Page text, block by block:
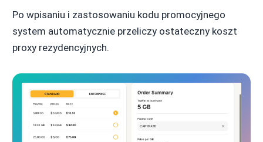
Po wpisaniu i zastosowaniu kodu promocyjnego
system automatycznie przeliczy ostateczny koszt
proxy rezydencyjnych.